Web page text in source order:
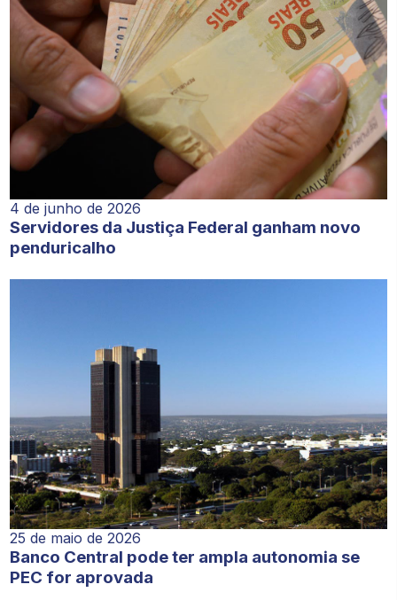
4 de junho de 2026
Servidores da Justiça Federal ganham novo
penduricalho
25 de maio de 2026
Banco Central pode ter ampla autonomia se
PEC for aprovada